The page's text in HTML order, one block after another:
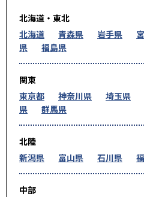
北海道・東北
北海道
青森県 岩手県
県
福島県
関東
東京都
神奈川県 埼玉県
県
群馬県
北陸
新潟県
富山県 石川県
中部